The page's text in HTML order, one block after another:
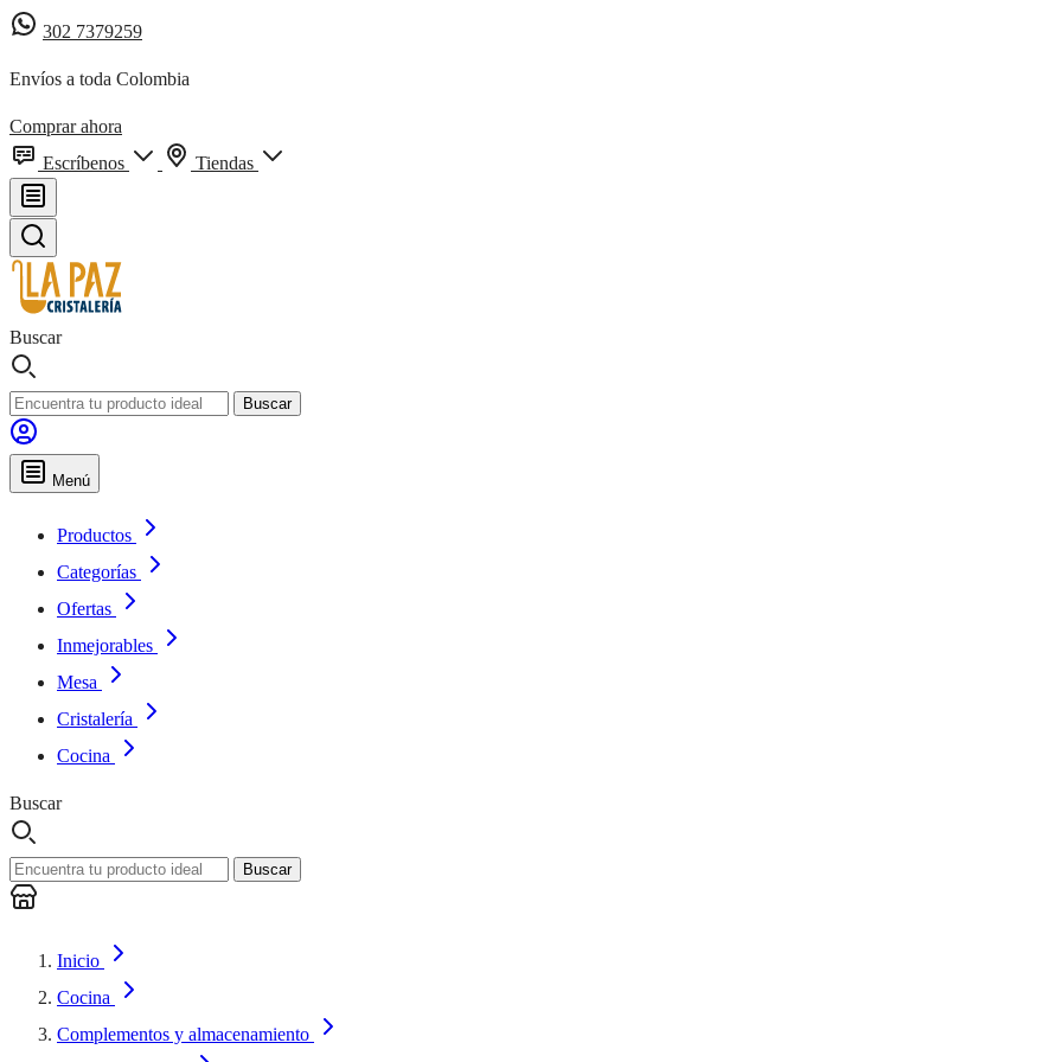
302 7379259
Envíos a toda Colombia
Comprar ahora
Escríbenos
Tiendas
Buscar
Buscar
Menú
Productos
Categorías
Ofertas
Inmejorables
Mesa
Cristalería
Cocina
Buscar
Buscar
Inicio
Cocina
Complementos y almacenamiento